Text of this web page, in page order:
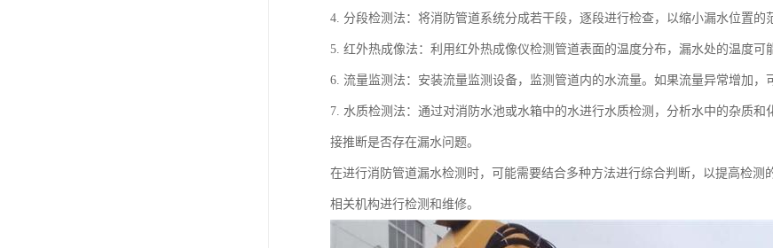
4. 分段检测法：将消防管道系统分成若干段，逐段进行检查，以缩小漏水位置的
5. 红外热成像法：利用红外热成像仪检测管道表面的温度分布，漏水处的温度可
6. 流量监测法：安装流量监测设备，监测管道内的水流量。如果流量异常增加，
7. 水质检测法：通过对消防水池或水箱中的水进行水质检测，分析水中的杂质
接推断是否存在漏水问题。
在进行消防管道漏水检测时，可能需要结合多种方法进行综合判断，以提高检
相关机构进行检测和维修。